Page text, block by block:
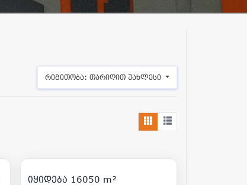
რიგითობა: თარიღით უახლესი
401 250 | m² 25
იყიდება 16050 m²